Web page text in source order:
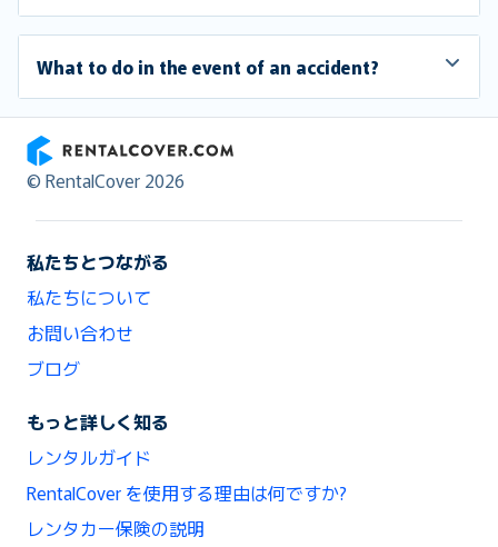
What to do in the event of an accident?
RentalCover
© RentalCover 2026
私たちとつながる
私たちについて
お問い合わせ
ブログ
もっと詳しく知る
レンタルガイド
RentalCover を使用する理由は何ですか?
レンタカー保険の説明